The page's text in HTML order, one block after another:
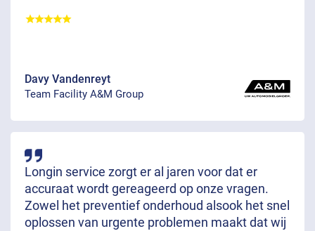
Davy Vandenreyt
Team Facility A&M Group
Longin service zorgt er al jaren voor dat er
accuraat wordt gereageerd op onze vragen.
Zowel het preventief onderhoud alsook het snel
oplossen van urgente problemen maakt dat wij